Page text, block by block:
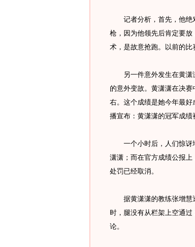
记者分析，首先，他绝
枪，因为他领先后肯定要
术，是故意抢跑。以前的比
另一件意外发生在黄潇
的意外变故。黄潇潇在决
右。这个成绩是她今年最
播宣布：黄潇潇的冠军成绩
一个小时后，人们惊讶
潇潇；而在官方成绩公报
处罚已经取消。
据黄潇潇的教练张增慧
时，腿没有从栏架上空通
论。